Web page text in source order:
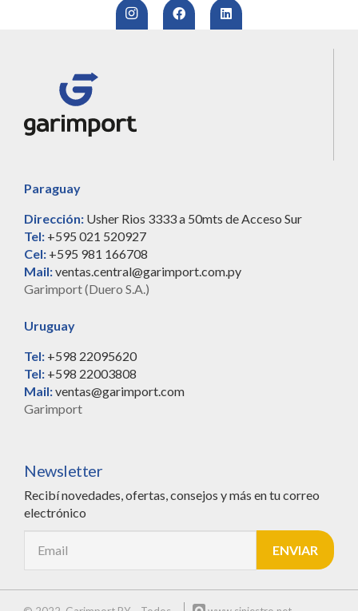
Paraguay
Dirección: Usher Rios 3333 a 50mts de Acceso Sur
Tel: +595 021 520927
Cel: +595 981 166708
Mail:ventas.central@garimport.com.py
Garimport (Duero S.A.)
Uruguay
Tel: +598 22095620
Tel: +598 22003808
Mail:ventas@garimport.com
Garimport
Newsletter
Recibí novedades, ofertas, consejos y más en tu correo
electrónico